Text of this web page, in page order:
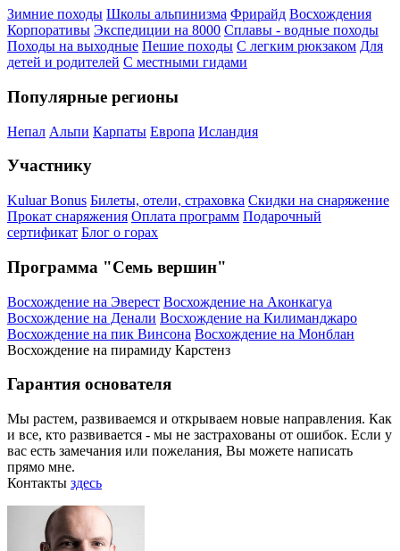
Зимние походы Школы альпинизма Фрирайд Восхождения
Корпоративы Экспедиции на 8000 Сплавы - водные походы
Походы на выходные Пешие походы С легким рюкзаком Для
детей и родителей С местными гидами
Популярные регионы
Непал Альпи Карпаты Европа Исландия
Участнику
Kuluar Bonus Билеты, отели, страховка Скидки на снаряжение
Прокат снаряжения Оплата программ Подарочный
сертификат Блог о горах
Программа "Семь вершин"
Восхождение на Эверест Восхождение на Аконкагуа
Восхождение на Денали Восхождение на Килиманджаро
Восхождение на пик Винсона Восхождение на Монблан
Восхождение на пирамиду Карстенз
Гарантия основателя
Мы растем, развиваемся и открываем новые направления. Как
и все, кто развивается - мы не застрахованы от ошибок. Если у
вас есть замечания или пожелания, Вы можете написать
прямо мне.
Контакты здесь